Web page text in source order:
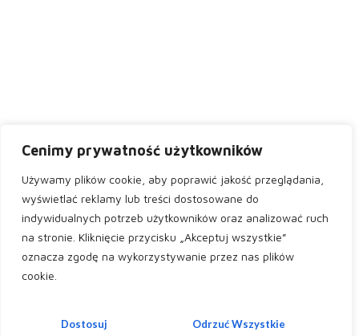
Cenimy prywatność użytkowników
Używamy plików cookie, aby poprawić jakość przeglądania,
wyświetlać reklamy lub treści dostosowane do
indywidualnych potrzeb użytkowników oraz analizować ruch
na stronie. Kliknięcie przycisku „Akceptuj wszystkie”
oznacza zgodę na wykorzystywanie przez nas plików
cookie.
Dostosuj Odrzuć Wszystkie